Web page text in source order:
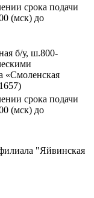
срока подачи
(мск) до
б/у, ш.800-
«Смоленская
срока подачи
(мск) до
"Яйвинская